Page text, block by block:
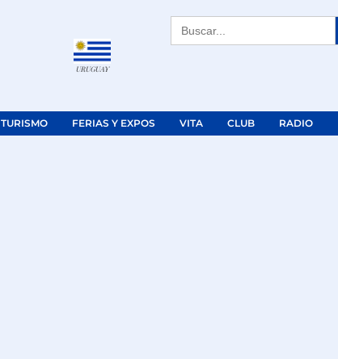
URUGUAY
Buscar:
TURISMO FERIAS Y EXPOS VITA CLUB RADIO